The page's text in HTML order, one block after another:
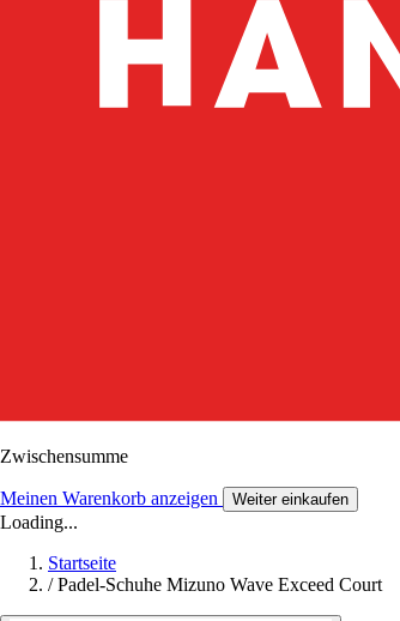
Zwischensumme
Meinen Warenkorb anzeigen Weiter einkaufen
Loading...
Startseite
/ Padel-Schuhe Mizuno Wave Exceed Court